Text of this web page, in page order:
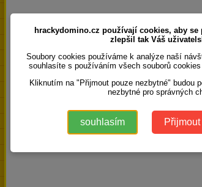
hrackydomino.cz používají cookies, aby
zlepšil tak Váš
Soubory cookies používáme k analýze naší
souhlasíte s používáním všech souborů
Kliknutím na "Přijmout pouze nezbytné" budou
nezbytné pro správných
souhlasím